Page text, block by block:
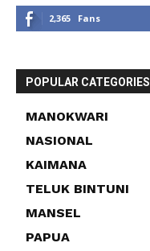
2,365 Fans
POPULAR CATEGORIES
MANOKWARI
NASIONAL
KAIMANA
TELUK BINTUNI
MANSEL
PAPUA